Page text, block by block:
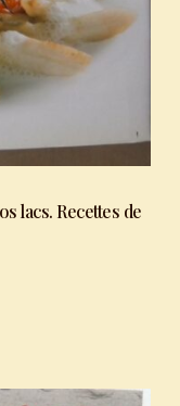
lacs. Recettes de